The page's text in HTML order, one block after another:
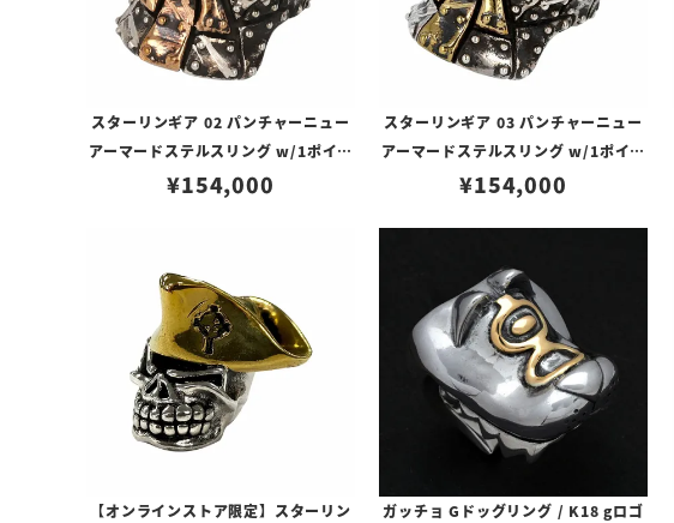
スターリンギア 02 パンチャーニュー
アーマードステルスリング w/1ポイン
トコパー/バトルスカーズ
¥154,000
スターリンギア 03 パンチャーニュー
アーマードステルスリング w/1ポイン
トブラス/バトルスカーズ
¥154,000
【オンラインストア限定】スターリン
ガッチョ Gドッグリング / K18 gロゴ